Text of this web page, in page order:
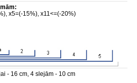
x5=(-15%), x11<=(-20%)
- 16 cm, 4 slejām - 10 cm